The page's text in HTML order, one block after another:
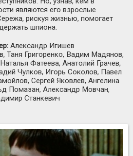
являются его взрослые
рискуя жизнью, помогает
шпиона.
Александр Игишев
Таня Григоренко, Вадим Мадянов,
Фатеева, Анатолий Грачев,
Чулков, Игорь Соколов, Павел
Сергей Яковлев, Ангелина
Помазан, Александр Мовчан,
Станкевич